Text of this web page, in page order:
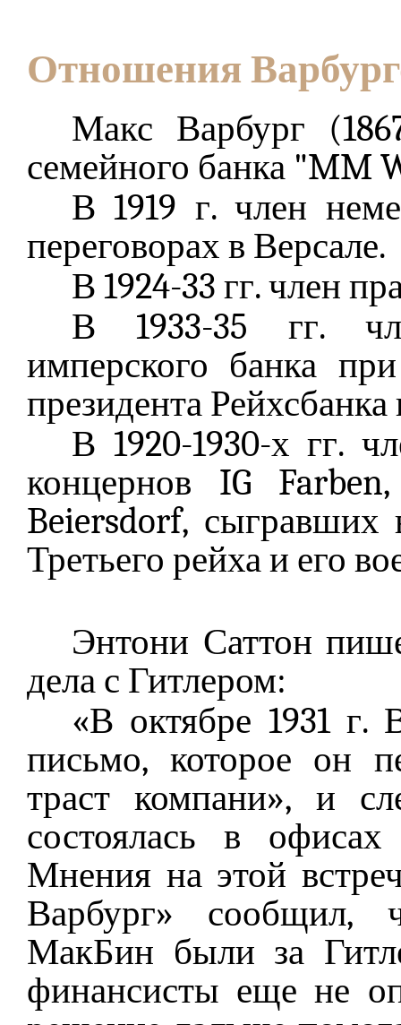
Отношения
Макс Варбург
семейного банка "MM
В 1919 г. член
переговорах в Версале.
В 1924-33 гг. член
В 1933-35 гг.
имперского банка
президента
В 1920-1930-х гг.
концернов IG
Beiersdorf, сыгравших
Третьего рейха и его
Энтони Саттон
дела с Гитлером:
«В октябре 1931 г.
письмо, которое он
траст компани», и
состоялась в
Мнения на этой
Варбург» сообщил,
МакБин были за
финансисты еще не